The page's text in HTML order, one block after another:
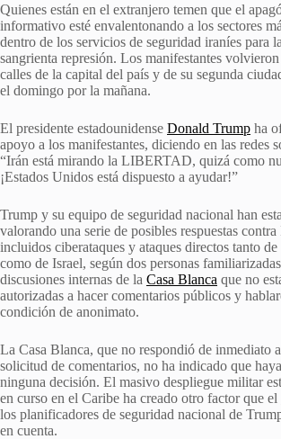
Quienes están en el extranjero temen que el
informativo esté envalentonando a los sectores
dentro de los servicios de seguridad iraníes para
sangrienta represión. Los manifestantes
calles de la capital del país y de su segunda
el domingo por la mañana.
El presidente estadounidense Donald Trump ha
apoyo a los manifestantes, diciendo en las redes
“Irán está mirando la LIBERTAD, quizá como
¡Estados Unidos está dispuesto a ayudar!”
Trump y su equipo de seguridad nacional han
valorando una serie de posibles respuestas contra
incluidos ciberataques y ataques directos tanto
como de Israel, según dos personas
discusiones internas de la Casa Blanca que no
autorizadas a hacer comentarios públicos y
condición de anonimato.
La Casa Blanca, que no respondió de inmediato
solicitud de comentarios, no ha indicado que
ninguna decisión. El masivo despliegue militar
en curso en el Caribe ha creado otro factor que el
los planificadores de seguridad nacional de
en cuenta.